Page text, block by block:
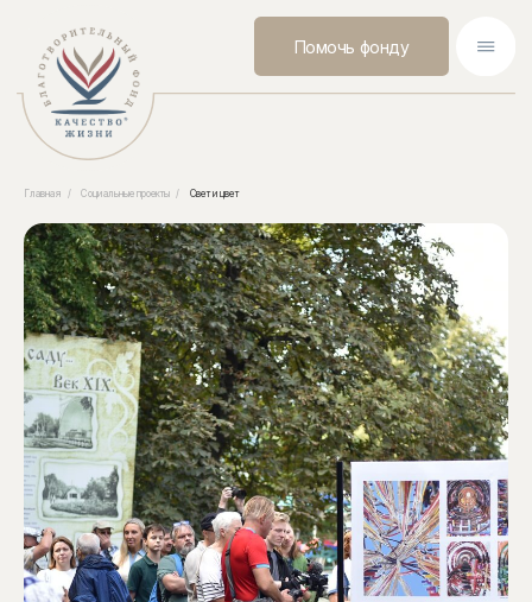
Главная / Социальные проекты / Свет и цвет